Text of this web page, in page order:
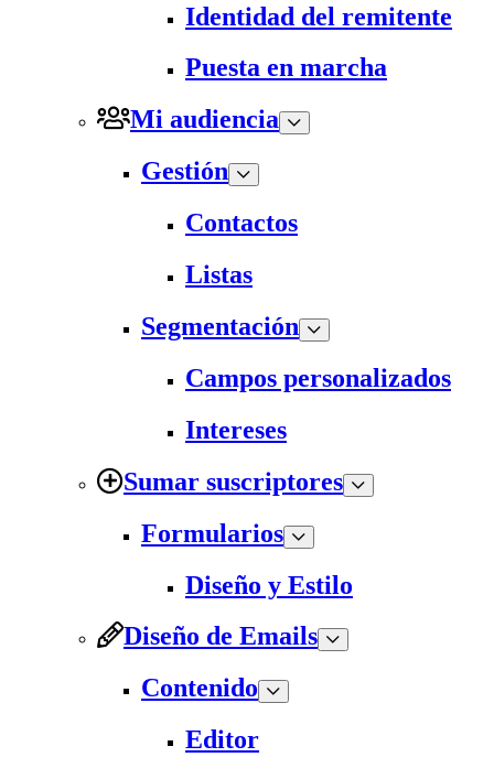
Identidad del remitente
Puesta en marcha
Mi audiencia
Gestión
Contactos
Listas
Segmentación
Campos personalizados
Intereses
Sumar suscriptores
Formularios
Diseño y Estilo
Diseño de Emails
Contenido
Editor